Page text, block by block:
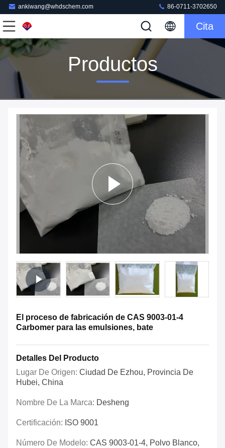
ankiwang@whdschem.com 86-0711-3702650
Cita
Productos
El proceso de fabricación de CAS 9003-01-4
Carbomer para las emulsiones, bate
Detalles Del Producto
Lugar De Origen: Ciudad De Ezhou, Provincia De
Hubei, China
Nombre De La Marca: Desheng
Certificación: ISO 9001
Número De Modelo: CAS 9003-01-4, Polvo Blanco,